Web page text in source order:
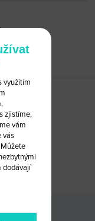
NÁM
využitím
zjistíme,
vám
vás
dodávají